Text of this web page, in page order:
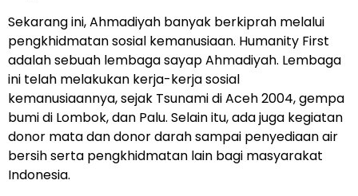
Sekarang ini, Ahmadiyah banyak berkiprah melalui
pengkhidmatan sosial kemanusiaan. Humanity First
adalah sebuah lembaga sayap Ahmadiyah. Lembaga
ini telah melakukan kerja-kerja sosial
kemanusiaannya, sejak Tsunami di Aceh 2004, gempa
bumi di Lombok, dan Palu. Selain itu, ada juga kegiatan
donor mata dan donor darah sampai penyediaan air
bersih serta pengkhidmatan lain bagi masyarakat
Indonesia.